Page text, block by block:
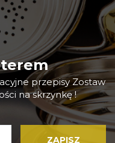
przepisy Zostaw
na skrzynkę !